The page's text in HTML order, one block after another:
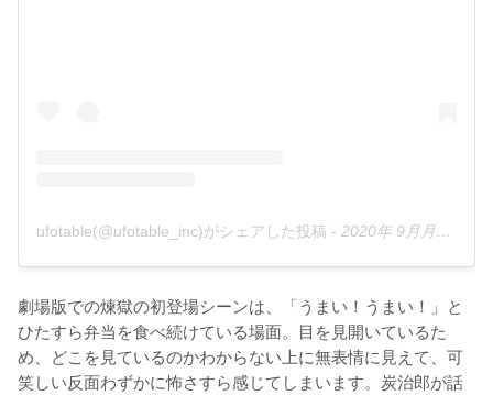
ufotable(@ufotable_inc)がシェアした投稿 - 2020年 9月月16日午後12時06分PDT
劇場版での煉獄の初登場シーンは、「うまい！うまい！」と
ひたすら弁当を食べ続けている場面。目を見開いているた
め、どこを見ているのかわからない上に無表情に見えて、可
笑しい反面わずかに怖さすら感じてしまいます。炭治郎が話